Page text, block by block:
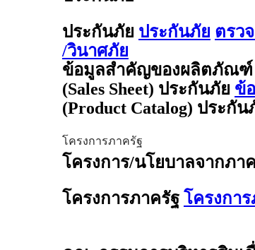
ประกันภัย ประกันภัย ตรว
/วินาศภัย
ข้อมูลสำคัญของผลิตภัณฑ์
(Sales Sheet) ประกันภัย ข้
(Product Catalog) ประกัน
โครงการภาครัฐ
โครงการ/นโยบาลจากภา
โครงการภาครัฐ โครงกา